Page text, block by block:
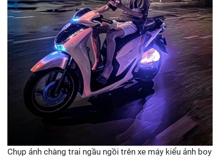
Chụp ảnh chàng trai ngầu ngồi trên xe máy kiểu ảnh boy